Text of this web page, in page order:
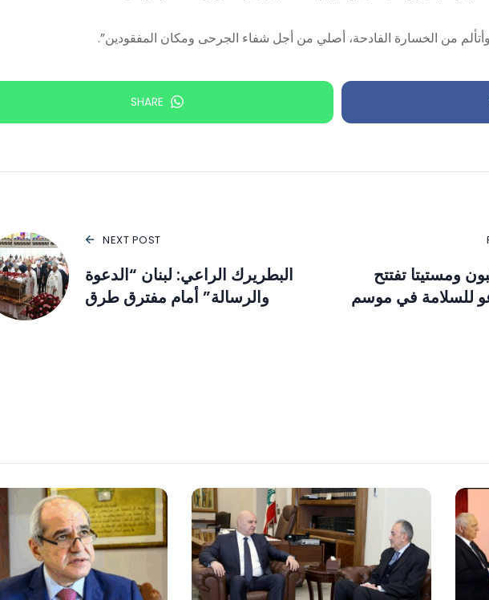
من الخسارة الفادحة، أصلي من أجل شفاء الجرحى ومكان المفقودين”.
SHARE
ومستيتا تفتتح
للسلامة في موسم
NEXT POST
البطريرك الراعي: لبنان “الدعوة
والرسالة” أمام مفترق طرق